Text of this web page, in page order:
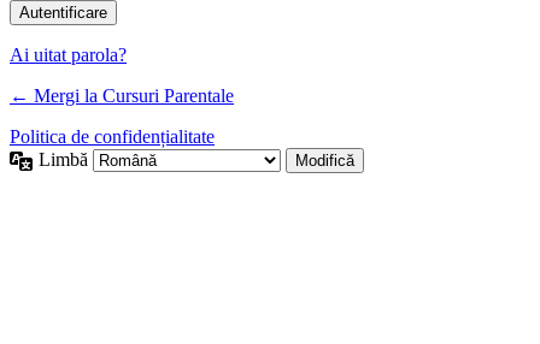
Ai uitat parola?
← Mergi la Cursuri Parentale
Politica de confidențialitate
Limbă